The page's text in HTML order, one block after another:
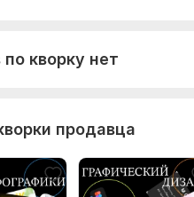
кворку нет
продавца